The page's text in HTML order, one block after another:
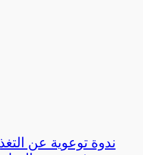
ندوة توعوية عن